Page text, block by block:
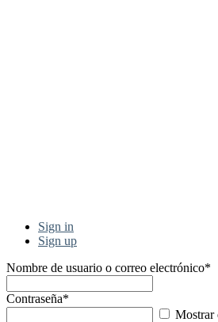
Sign in
Sign up
Nombre de usuario o correo electrónico*
Contraseña*
Mostrar